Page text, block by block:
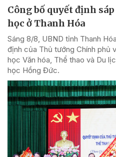
Công bố quyết định
học ở Thanh Hóa
Sáng 8/8, UBND tỉnh Thanh
định của Thủ tướng Chính phủ
học Văn hóa, Thể thao và Du
học Hồng Đức.